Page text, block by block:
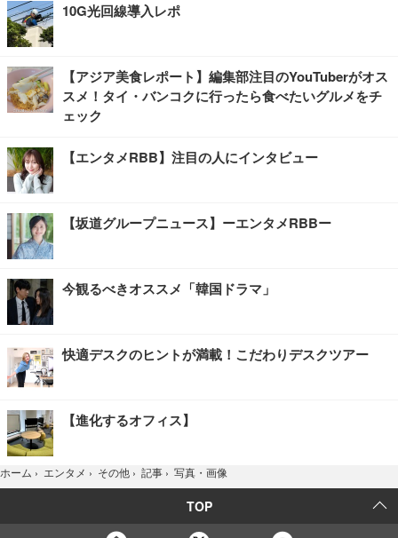
10G光回線導入レポ
【アジア美食レポート】編集部注目のYouTuberがオス
スメ！タイ・バンコクに行ったら食べたいグルメをチ
ェック
【エンタメRBB】注目の人にインタビュー
【坂道グループニュース】ーエンタメRBBー
今観るべきオススメ「韓国ドラマ」
快適デスクのヒントが満載！こだわりデスクツアー
【進化するオフィス】
ホーム › エンタメ › その他 › 記事 › 写真・画像
TOP